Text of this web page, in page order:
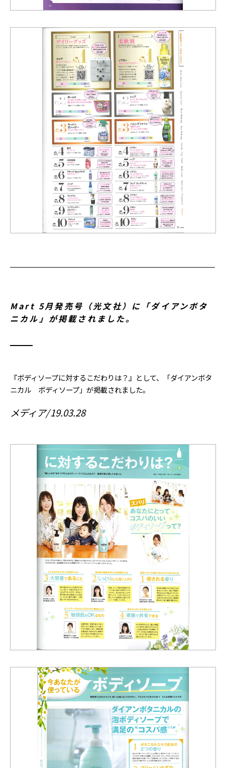
Mart 5月発売号（光文社）に「ダイアンボタ
ニカル」が掲載されました。
『ボディソープに対するこだわりは？』として、「ダイアンボタ
ニカル ボディソープ」が掲載されました。
メディア 19.03.28